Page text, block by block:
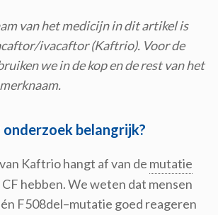
van het medicijn in dit artikel is
ivacaftor (Kaftrio). Voor de
we in de kop en de rest van het
belangrijk?
Kaftrio hangt af van de mutatie
hebben. We weten dat mensen
F508del–mutatie goed reageren